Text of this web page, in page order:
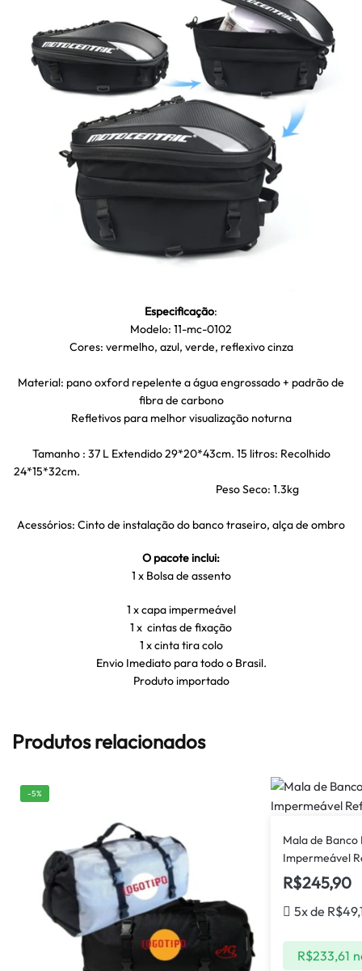
Especificação:
Modelo: 11-mc-0102
Cores: vermelho, azul, verde, reflexivo cinza
Material: pano oxford repelente a água engrossado + padrão de
fibra de carbono
Refletivos para melhor visualização noturna
Tamanho : 37 L Extendido 29*20*43cm. 15 litros: Recolhido
24*15*32cm.
Peso Seco: 1.3kg
Acessórios: Cinto de instalação do banco traseiro, alça de ombro
O pacote inclui:
1 x Bolsa de assento
1 x capa impermeável
1 x cintas de fixação
1 x cinta tira colo
Envio Imediato para todo o Brasil.
Produto importado
Produtos relacionados
-5%
Mala de
Impermeável
R$245,90
5x de R$
R$233,61